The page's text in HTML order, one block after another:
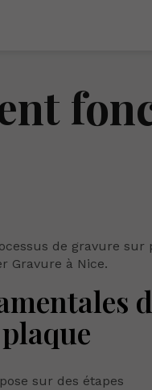
de gravure sur
Gravure à Nice.
sur des étapes